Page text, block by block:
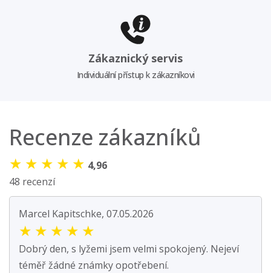
Zákaznický servis
Individuální přístup k zákazníkovi
Recenze zákazníků
★ ★ ★ ★ ★ 4,96
48 recenzí
Marcel Kapitschke, 07.05.2026
★ ★ ★ ★ ★
Dobrý den, s lyžemi jsem velmi spokojený. Nejeví
téměř žádné známky opotřebení.